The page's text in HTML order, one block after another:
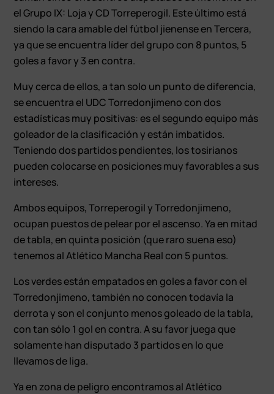
el Grupo IX: Loja y CD Torreperogil. Este último está
siendo la cara amable del fútbol jienense en Tercera,
ya que se encuentra líder del grupo con 8 puntos, 5
goles a favor y 3 en contra.
Muy cerca de ellos, a tan solo un punto de diferencia,
se encuentra el UDC Torredonjimeno con dos
estadísticas muy positivas: es el segundo equipo más
goleador de la clasificación y están imbatidos.
Teniendo dos partidos pendientes, los tosirianos
pueden colocarse en posiciones muy favorables a sus
intereses.
Ambos equipos, Torreperogil y Torredonjimeno,
ocupan puestos de pelear por el ascenso. Ya en mitad
de tabla, en quinta posición (que raro suena eso)
tenemos al Atlético Mancha Real con 5 puntos.
Los verdes están empatados en goles a favor con el
Torredonjimeno, también no conocen todavía la
derrota y son el conjunto menos goleado de la tabla,
con tan sólo 1 gol en contra. A su favor juega que
solamente han disputado 3 partidos en lo que
llevamos de liga.
Ya en zona de peligro encontramos al Atlético